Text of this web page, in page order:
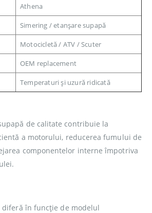
Athena
Simering / etanșare supapă
Motocicletă / ATV / Scuter
OEM replacement
Temperaturi și uzură ridicată
de calitate contribuie la
a motorului, reducerea fumului de
componentelor interne împotriva
în funcție de modelul